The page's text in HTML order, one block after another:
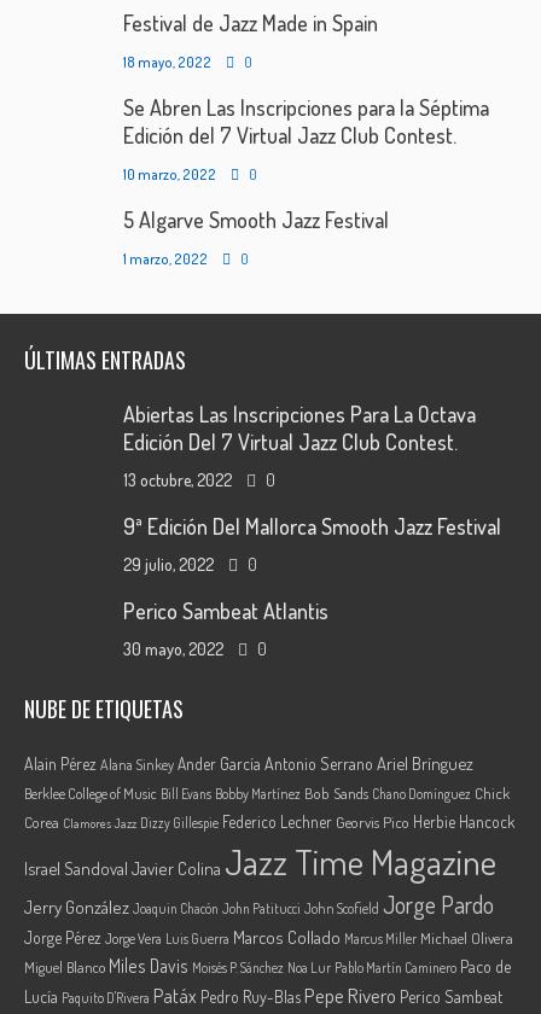
Festival de Jazz Made in Spain
18 mayo, 2022 0
Se Abren Las Inscripciones para la Séptima
Edición del 7 Virtual Jazz Club Contest.
10 marzo, 2022 0
5 Algarve Smooth Jazz Festival
1 marzo, 2022 0
ÚLTIMAS ENTRADAS
Abiertas Las Inscripciones Para La Octava
Edición Del 7 Virtual Jazz Club Contest.
13 octubre, 2022 0
9ª Edición Del Mallorca Smooth Jazz Festival
29 julio, 2022 0
Perico Sambeat Atlantis
30 mayo, 2022 0
NUBE DE ETIQUETAS
Alain Pérez Alana SinkeyAnder García Antonio Serrano Ariel Brínguez
Berklee College of Music Bill Evans Bobby Martínez Bob Sands Chano Domínguez Chick
Corea Clamores Jazz Dizzy Gillespie Federico Lechner Georvis Pico Herbie Hancock
Israel Sandoval Javier Colina Jazz Time Magazine
Jerry González Joaquin Chacón John Patitucci John Scofield Jorge Pardo
Jorge Pérez Jorge Vera Luis Guerra Marcos Collado Marcus Miller Michael Olivera
Miguel Blanco Miles Davis Moisés P. Sánchez Noa Lur Pablo Martín Caminero Paco de
Lucía Paquito D'Rivera Patáx Pedro Ruy-Blas Pepe Rivero Perico Sambeat